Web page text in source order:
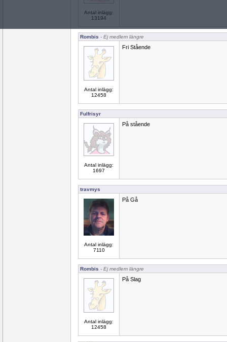
Antal inlägg:
13194
Rombis - Ej medlem längre
Antal inlägg:
12458
Fri Stående
Fulfrisyr
Antal inlägg:
1697
På stående
travmys
Antal inlägg:
7110
På Gå
Rombis - Ej medlem längre
Antal inlägg:
12458
På Slag